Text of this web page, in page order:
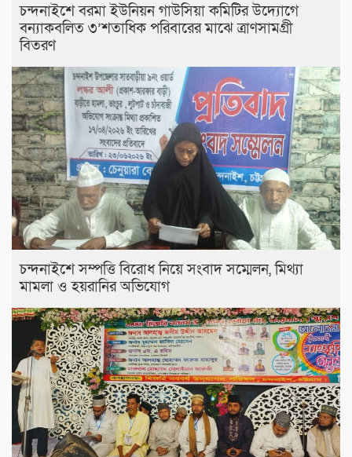
চন্দনাইশে বরমা ইউনিয়ন গাউসিয়া কমিটির উদ্যোগে
বন্যাকবলিত ৩’শতাধিক পরিবারের মাঝে ত্রাণসামগ্রী
বিতরণ
চন্দনাইশে সম্পত্তি বিরোধ নিয়ে সংবাদ সম্মেলন, মিথ্যা
মামলা ও হয়রানির অভিযোগ